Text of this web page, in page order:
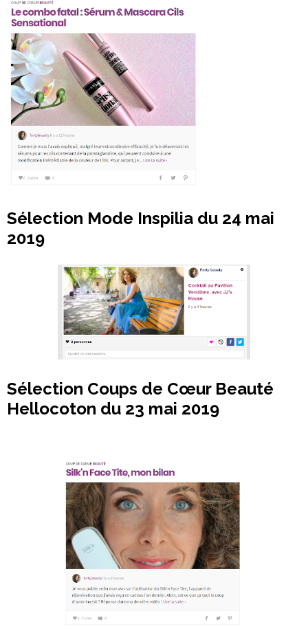
Sélection Mode Inspilia du 24 mai
2019
Sélection Coups de Cœur Beauté
Hellocoton du 23 mai 2019